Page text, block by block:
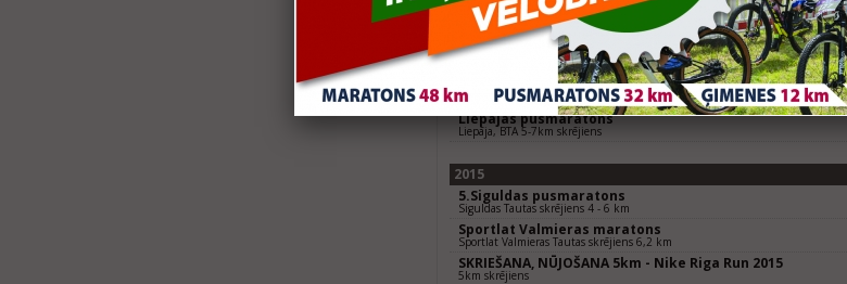
2017 Riga ETU Triathlon Junior European Cup
0,350km + 14,4km + 3km
Ventspils Piedzīvojumu parka maratons
Ventspils, BTA 5-7km skrējiens
Daugavpils pusmaratons
Daugavpils, BTA 5-7km skrējiens
Liepājas pusmaratons
Liepāja, BTA 5-7km skrējiens
2015
5.Siguldas pusmaratons
Siguldas Tautas skrējiens 4 - 6 km
Sportlat Valmieras maratons
Sportlat Valmieras Tautas skrējiens 6,2 km
SKRIEŠANA, NŪJOŠANA 5km - Nike Riga Run 2015
5km skrējiens